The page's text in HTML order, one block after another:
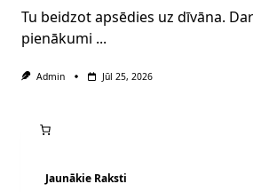
Tu beidzot apsēdies uz dīvāna.
pienākumi ...
Admin Jūl 25, 2026
Jaunākie Raksti